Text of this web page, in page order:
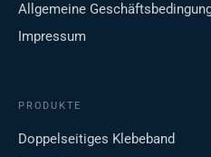
Allgemeine
Impressum
PRODUKTE
Doppelseitiges Klebeband